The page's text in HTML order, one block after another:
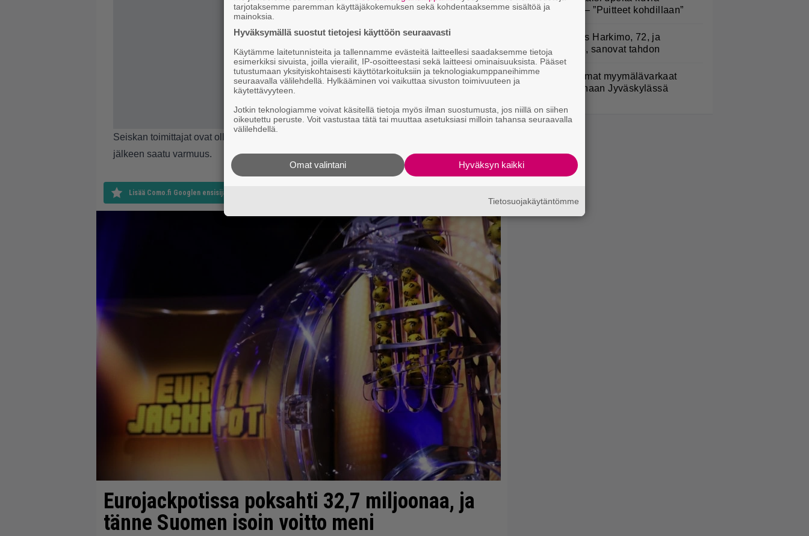
Seiskan toimittajat ovat olleet parin kintereillä ja heidän yhteisistä liikkeistään on matkan
jälkeen saatu varmuus.
Lisää Como.fi Googlen ensisijaiseksi lähteeksi
Eurojackpotissa poksahti 32,7 miljoonaa, ja
tänne Suomen isoin voitto meni
Helsingistä – ”Puitteet kohdillaan”
Uuno: Hjallis Harkimo, 72, ja
Jasmine, 38, sanovat tahdon
9.
Piittaamattomat myymälävarkaat
pistettiin linnaan Jyväskylässä
tarjotaksemme paremman käyttäjäkokemuksen sekä kohdentaaksemme sisältöä ja
mainoksia.
Hyväksymällä suostut tietojesi käyttöön seuraavasti
Käytämme laitetunnisteita ja tallennamme evästeitä laitteellesi saadaksemme tietoja
esimerkiksi sivuista, joilla vierailit, IP-osoitteestasi sekä laitteesi ominaisuuksista. Pääset
tutustumaan yksityiskohtaisesti käyttötarkoituksiin ja teknologiakumppaneihimme
seuraavalla välilehdellä. Hylkääminen voi vaikuttaa sivuston toimivuuteen ja
käytettävyyteen.
Jotkin teknologiamme voivat käsitellä tietoja myös ilman suostumusta, jos niillä on siihen
oikeutettu peruste. Voit vastustaa tätä tai muuttaa asetuksiasi milloin tahansa seuraavalla
välilehdellä.
Hyväksyn kaikki
Omat valintani
Tietosuojakäytäntömme